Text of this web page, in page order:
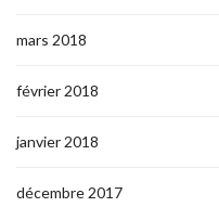
mars 2018
février 2018
janvier 2018
décembre 2017